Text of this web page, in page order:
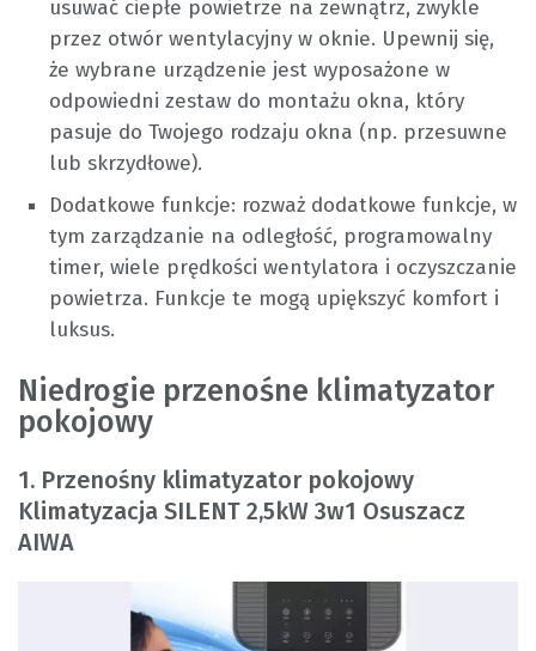
usuwać ciepłe powietrze na zewnątrz, zwykle
przez otwór wentylacyjny w oknie. Upewnij się,
że wybrane urządzenie jest wyposażone w
odpowiedni zestaw do montażu okna, który
pasuje do Twojego rodzaju okna (np. przesuwne
lub skrzydłowe).
Dodatkowe funkcje: rozważ dodatkowe funkcje, w
tym zarządzanie na odległość, programowalny
timer, wiele prędkości wentylatora i oczyszczanie
powietrza. Funkcje te mogą upiększyć komfort i
luksus.
Niedrogie przenośne klimatyzator
pokojowy
1. Przenośny klimatyzator pokojowy
Klimatyzacja SILENT 2,5kW 3w1 Osuszacz
AIWA